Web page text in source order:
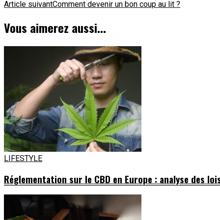
d'article
Article suivantComment devenir un bon coup au lit ?
Vous aimerez aussi...
LIFESTYLE
Réglementation sur le CBD en Europe : analyse des